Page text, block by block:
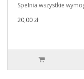
Spełnia wszystkie
20,00 zł